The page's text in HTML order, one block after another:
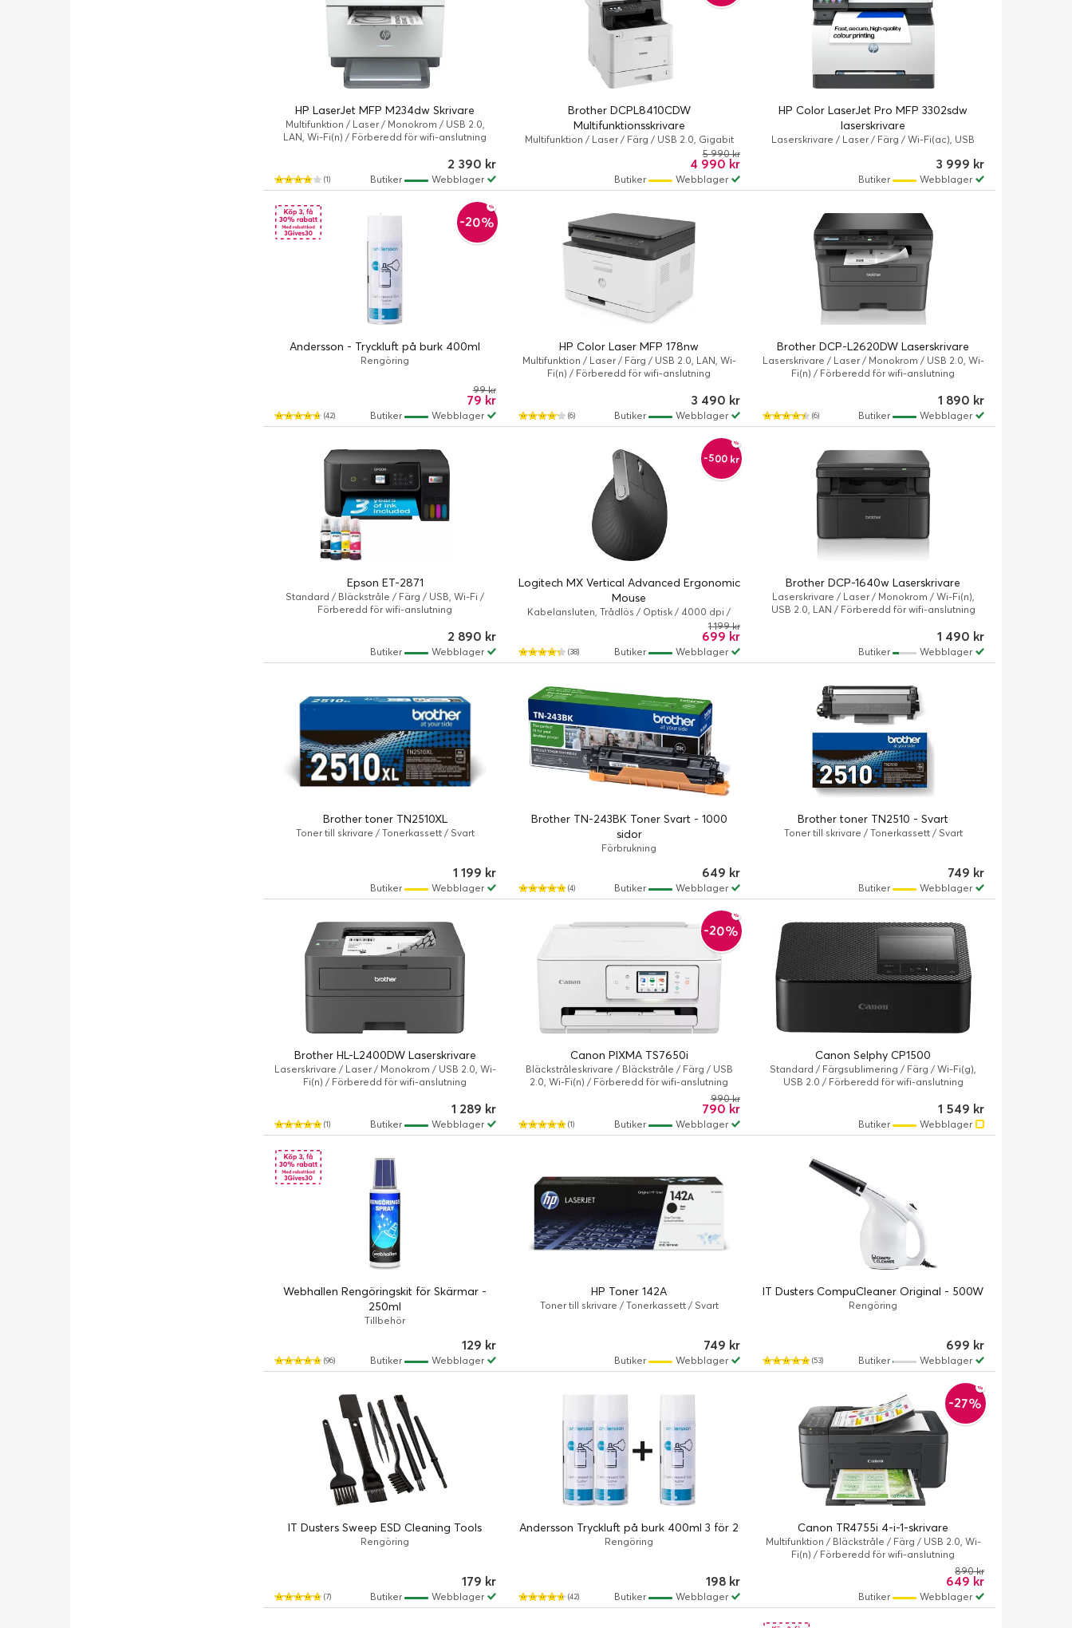
HP LaserJet MFP M234dw Skrivare
Multifunktion / Laser / Monokrom / USB 2.0,
LAN, Wi-Fi(n) / Förberedd för wifi-anslutning
(1)
2 390 kr
Webblager
Butiker
Brother DCPL8410CDW
Multifunktionsskrivare
Multifunktion / Laser / Färg / USB 2.0, Gigabit
LAN, Wi-Fi(n), USB-värd / Förberedd för wifi-
4 990 kr
5 990 kr
Webblager
Butiker
HP Color LaserJet Pro MFP 3302sdw
laserskrivare
Laserskrivare / Laser / Färg / Wi-Fi(ac), USB
3 999 kr
Webblager
Butiker
-20%
Andersson - Tryckluft på burk 400ml
Rengöring
(42)
79 kr
99 kr
Webblager
Butiker
HP Color Laser MFP 178nw
Multifunktion / Laser / Färg / USB 2.0, LAN, Wi-
Fi(n) / Förberedd för wifi-anslutning
(6)
3 490 kr
Webblager
Butiker
Brother DCP-L2620DW Laserskrivare
Laserskrivare / Laser / Monokrom / USB 2.0, Wi-
Fi(n) / Förberedd för wifi-anslutning
(6)
1 890 kr
Webblager
Butiker
Epson ET-2871
Standard / Bläckstråle / Färg / USB, Wi-Fi /
Förberedd för wifi-anslutning
2 890 kr
Webblager
Butiker
-500 kr
Logitech MX Vertical Advanced Ergonomic
Mouse
Kabelansluten, Trådlös / Optisk / 4000 dpi /
(38)
699 kr
1 199 kr
Webblager
Butiker
Brother DCP-1640w Laserskrivare
Laserskrivare / Laser / Monokrom / Wi-Fi(n),
USB 2.0, LAN / Förberedd för wifi-anslutning
1 490 kr
Webblager
Butiker
Brother toner TN2510XL
Toner till skrivare / Tonerkassett / Svart
1 199 kr
Webblager
Butiker
Brother TN-243BK Toner Svart - 1000
sidor
Förbrukning
(4)
649 kr
Webblager
Butiker
Brother toner TN2510 - Svart
Toner till skrivare / Tonerkassett / Svart
749 kr
Webblager
Butiker
Brother HL-L2400DW Laserskrivare
Laserskrivare / Laser / Monokrom / USB 2.0, Wi-
Fi(n) / Förberedd för wifi-anslutning
(1)
1 289 kr
Webblager
Butiker
-20%
Canon PIXMA TS7650i
Bläckstråleskrivare / Bläckstråle / Färg / USB
2.0, Wi-Fi(n) / Förberedd för wifi-anslutning
(1)
790 kr
990 kr
Webblager
Butiker
Canon Selphy CP1500
Standard / Färgsublimering / Färg / Wi-Fi(g),
USB 2.0 / Förberedd för wifi-anslutning
1 549 kr
Webblager
Butiker
Webhallen Rengöringskit för Skärmar -
250ml
Tillbehör
(96)
129 kr
Webblager
Butiker
HP Toner 142A
Toner till skrivare / Tonerkassett / Svart
749 kr
Webblager
Butiker
IT Dusters CompuCleaner Original - 500W
Rengöring
(53)
699 kr
Webblager
Butiker
IT Dusters Sweep ESD Cleaning Tools
Rengöring
(7)
179 kr
Webblager
Butiker
Andersson Tryckluft på burk 400ml 3 för 2
Rengöring
(42)
198 kr
Webblager
Butiker
-27%
Canon TR4755i 4-i-1-skrivare
Multifunktion / Bläckstråle / Färg / USB 2.0, Wi-
Fi(n) / Förberedd för wifi-anslutning
649 kr
890 kr
Webblager
Butiker